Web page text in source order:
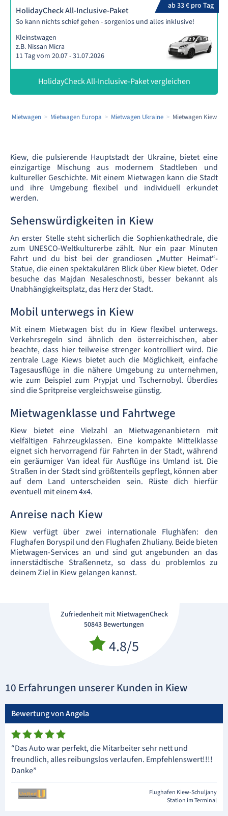
ab 33 € pro Tag
HolidayCheck All-Inclusive-Paket
So kann nichts schief gehen - sorgenlos und alles inklusive!
Kleinstwagen
z.B. Nissan Micra
11 Tag vom 20.07 - 31.07.2026
HolidayCheck All-Inclusive-Paket vergleichen
Mietwagen Mietwagen Europa Mietwagen Ukraine Mietwagen Kiew
Kiew, die pulsierende Hauptstadt der Ukraine, bietet eine
einzigartige Mischung aus modernem Stadtleben und
kultureller Geschichte. Mit einem Mietwagen kann die Stadt
und ihre Umgebung flexibel und individuell erkundet
werden.
Sehenswürdigkeiten in Kiew
An erster Stelle steht sicherlich die Sophienkathedrale, die
zum UNESCO-Weltkulturerbe zählt. Nur ein paar Minuten
Fahrt und du bist bei der grandiosen „Mutter Heimat“-
Statue, die einen spektakulären Blick über Kiew bietet. Oder
besuche das Majdan Nesaleschnosti, besser bekannt als
Unabhängigkeitsplatz, das Herz der Stadt.
Mobil unterwegs in Kiew
Mit einem Mietwagen bist du in Kiew flexibel unterwegs.
Verkehrsregeln sind ähnlich den österreichischen, aber
beachte, dass hier teilweise strenger kontrolliert wird. Die
zentrale Lage Kiews bietet auch die Möglichkeit, einfache
Tagesausflüge in die nähere Umgebung zu unternehmen,
wie zum Beispiel zum Prypjat und Tschernobyl. Überdies
sind die Spritpreise vergleichsweise günstig.
Mietwagenklasse und Fahrtwege
Kiew bietet eine Vielzahl an Mietwagenanbietern mit
vielfältigen Fahrzeugklassen. Eine kompakte Mittelklasse
eignet sich hervorragend für Fahrten in der Stadt, während
ein geräumiger Van ideal für Ausflüge ins Umland ist. Die
Straßen in der Stadt sind größtenteils gepflegt, können aber
auf dem Land unterscheiden sein. Rüste dich hierfür
eventuell mit einem 4x4.
Anreise nach Kiew
Kiew verfügt über zwei internationale Flughäfen: den
Flughafen Boryspil und den Flughafen Zhuliany. Beide bieten
Mietwagen-Services an und sind gut angebunden an das
innerstädtische Straßennetz, so dass du problemlos zu
deinem Ziel in Kiew gelangen kannst.
Zufriedenheit mit MietwagenCheck
50843 Bewertungen
4.8/5
10 Erfahrungen unserer Kunden in Kiew
Bewertung von Angela
“Das Auto war perfekt, die Mitarbeiter sehr nett und
freundlich, alles reibungslos verlaufen. Empfehlenswert!!!!
Danke”
Flughafen Kiew-Schuljany
Station im Terminal